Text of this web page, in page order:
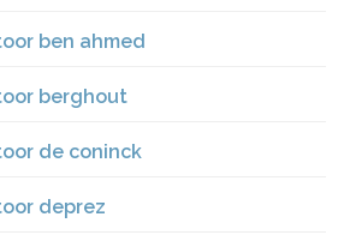
ben ahmed
berghout
de coninck
deprez